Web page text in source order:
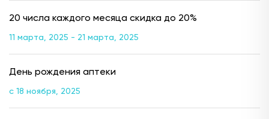
20 числа каждого месяца скидка до 20%
11 марта, 2025 - 21 марта, 2025
День рождения аптеки
с 18 ноября, 2025